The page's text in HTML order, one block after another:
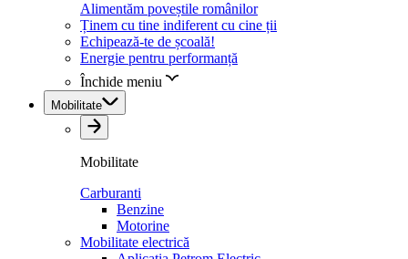
Alimentăm poveștile românilor
Ținem cu tine indiferent cu cine ții
Echipează-te de școală!
Energie pentru performanță
Închide meniu
Mobilitate
Mobilitate
Carburanti
Benzine
Motorine
Mobilitate electrică